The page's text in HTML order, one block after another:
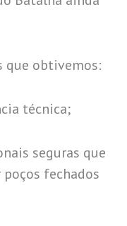
que obtivemos:
técnica;
seguras que
fechados